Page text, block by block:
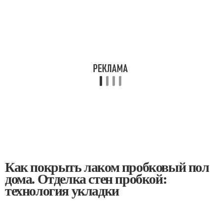
Как покрыть лаком пробковый пол
дома. Отделка стен пробкой:
технология укладки